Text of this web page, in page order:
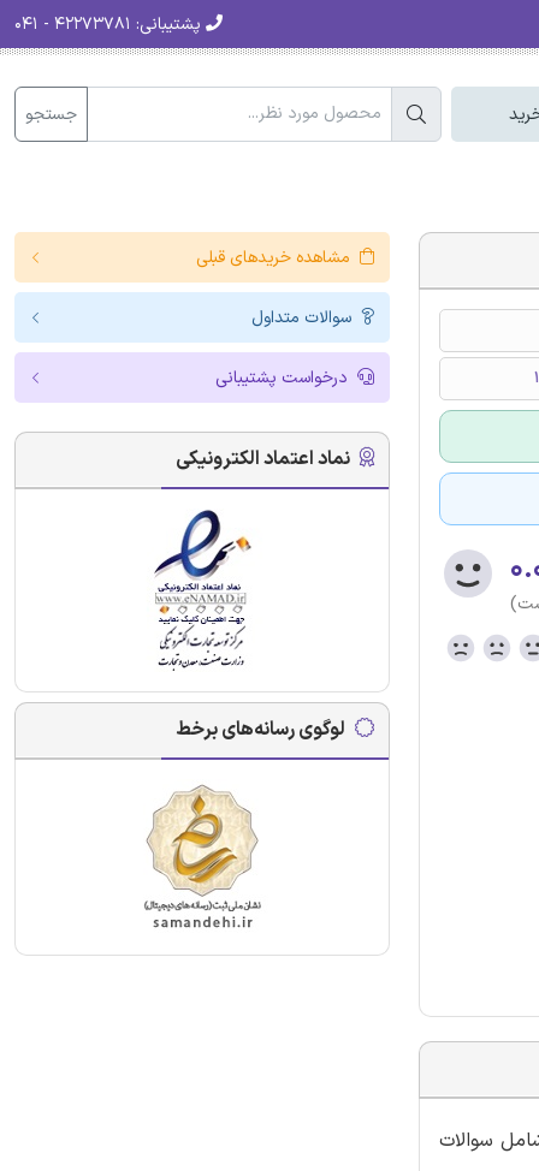
پشتیبانی:
جستجو
سوالات
مشاهده خریدهای قبلی
سوالات متداول
درخواست پشتیبانی
نماد اعتماد الکترونیکی
لوگوی رسانه‌های برخط